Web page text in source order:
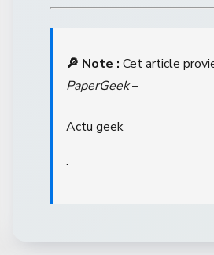
🔎 Note : Cet article
PaperGeek–
Actu geek
.